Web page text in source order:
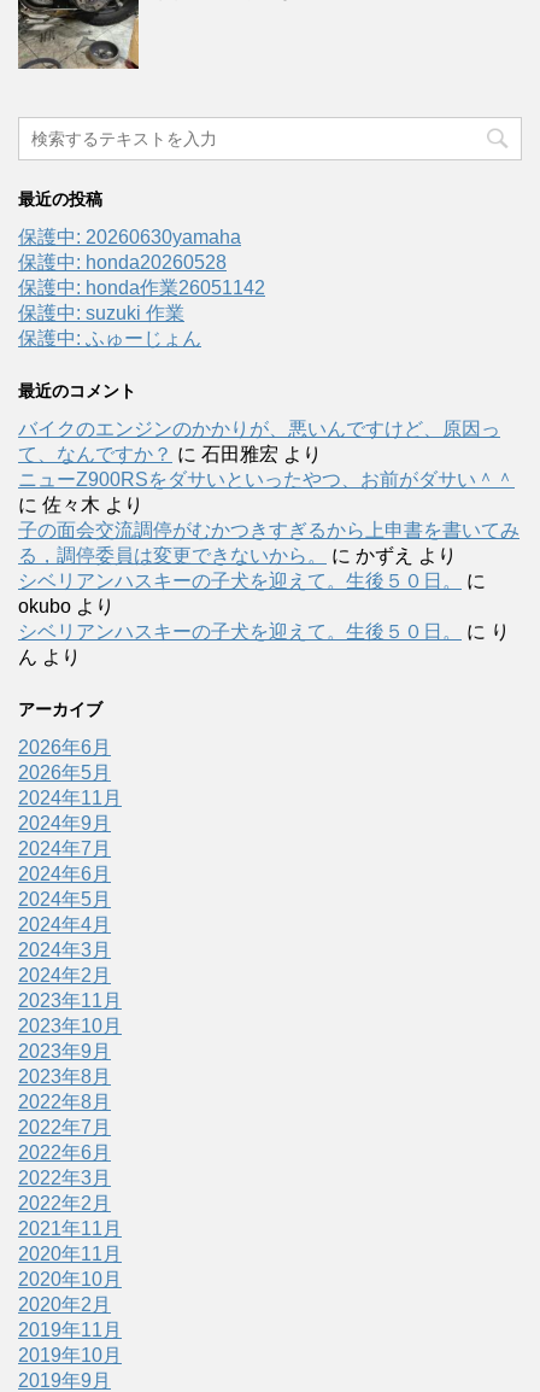
最近の投稿
保護中: 20260630yamaha
保護中: honda20260528
保護中: honda作業26051142
保護中: suzuki 作業
保護中: ふゅーじょん
最近のコメント
バイクのエンジンのかかりが、悪いんですけど、原因っ
て、なんですか？ に 石田雅宏 より
ニューZ900RSをダサいといったやつ、お前がダサい＾＾
に 佐々木 より
子の面会交流調停がむかつきすぎるから上申書を書いてみ
る，調停委員は変更できないから。
に かずえ
より
シベリアンハスキーの子犬を迎えて。生後５０日。
に
okubo より
シベリアンハスキーの子犬を迎えて。生後５０日。
に り
ん より
アーカイブ
2026年6月
2026年5月
2024年11月
2024年9月
2024年7月
2024年6月
2024年5月
2024年4月
2024年3月
2024年2月
2023年11月
2023年10月
2023年9月
2023年8月
2022年8月
2022年7月
2022年6月
2022年3月
2022年2月
2021年11月
2020年11月
2020年10月
2020年2月
2019年11月
2019年10月
2019年9月